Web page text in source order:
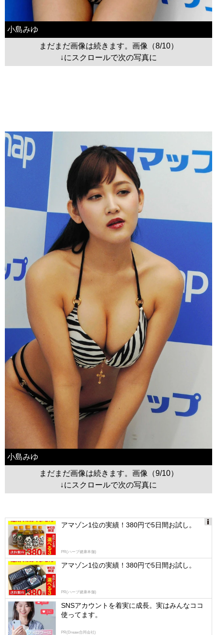
小島みゆ
まだまだ画像は続きます。画像（8/10）
↓にスクロールで次の写真に
小島みゆ
まだまだ画像は続きます。画像（9/10）
↓にスクロールで次の写真に
アマゾン1位の実績！380円で5日間お試し。
PR(ハーブ健康本舗)
アマゾン1位の実績！380円で5日間お試し。
PR(ハーブ健康本舗)
SNSアカウントを着実に成長。実はみんなココ
使ってます。
PR(Dreaw合同会社)